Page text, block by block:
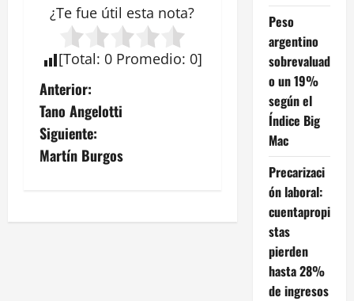
¿Te fue útil esta nota?
[Total: 0 Promedio: 0]
N
a
v
g
Anterior:
Tano Angelotti
Siguiente:
Martín Burgos
Peso
argentino
sobrevaluad
o un 19%
según el
Índice Big
Mac
Precarizaci
ón laboral:
cuentapropi
stas
pierden
hasta 28%
de ingresos